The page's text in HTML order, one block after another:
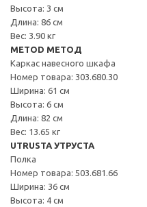
Высота: 3 см
Длина: 86 см
Вес: 3.90 кг
METOD МЕТОД
Каркас навесного шкафа
Номер товара: 303.680.30
Ширина: 61 см
Высота: 6 см
Длина: 82 см
Вес: 13.65 кг
UTRUSTA УТРУСТА
Полка
Номер товара: 503.681.66
Ширина: 36 см
Высота: 4 см